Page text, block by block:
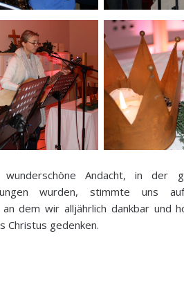
wunderschöne Andacht, in der
wurden, stimmte uns
dem wir alljährlich dankbar und
Christus gedenken.